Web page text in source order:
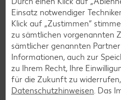
Einsatz notwendiger
Klick auf „Zustimmen“
zu sämtlichen vorgenannten
sämtlicher genannten
Informationen, auch zur
zu Ihrem Recht, Ihre
für die Zukunft zu
Datenschutzhinweisen. Das